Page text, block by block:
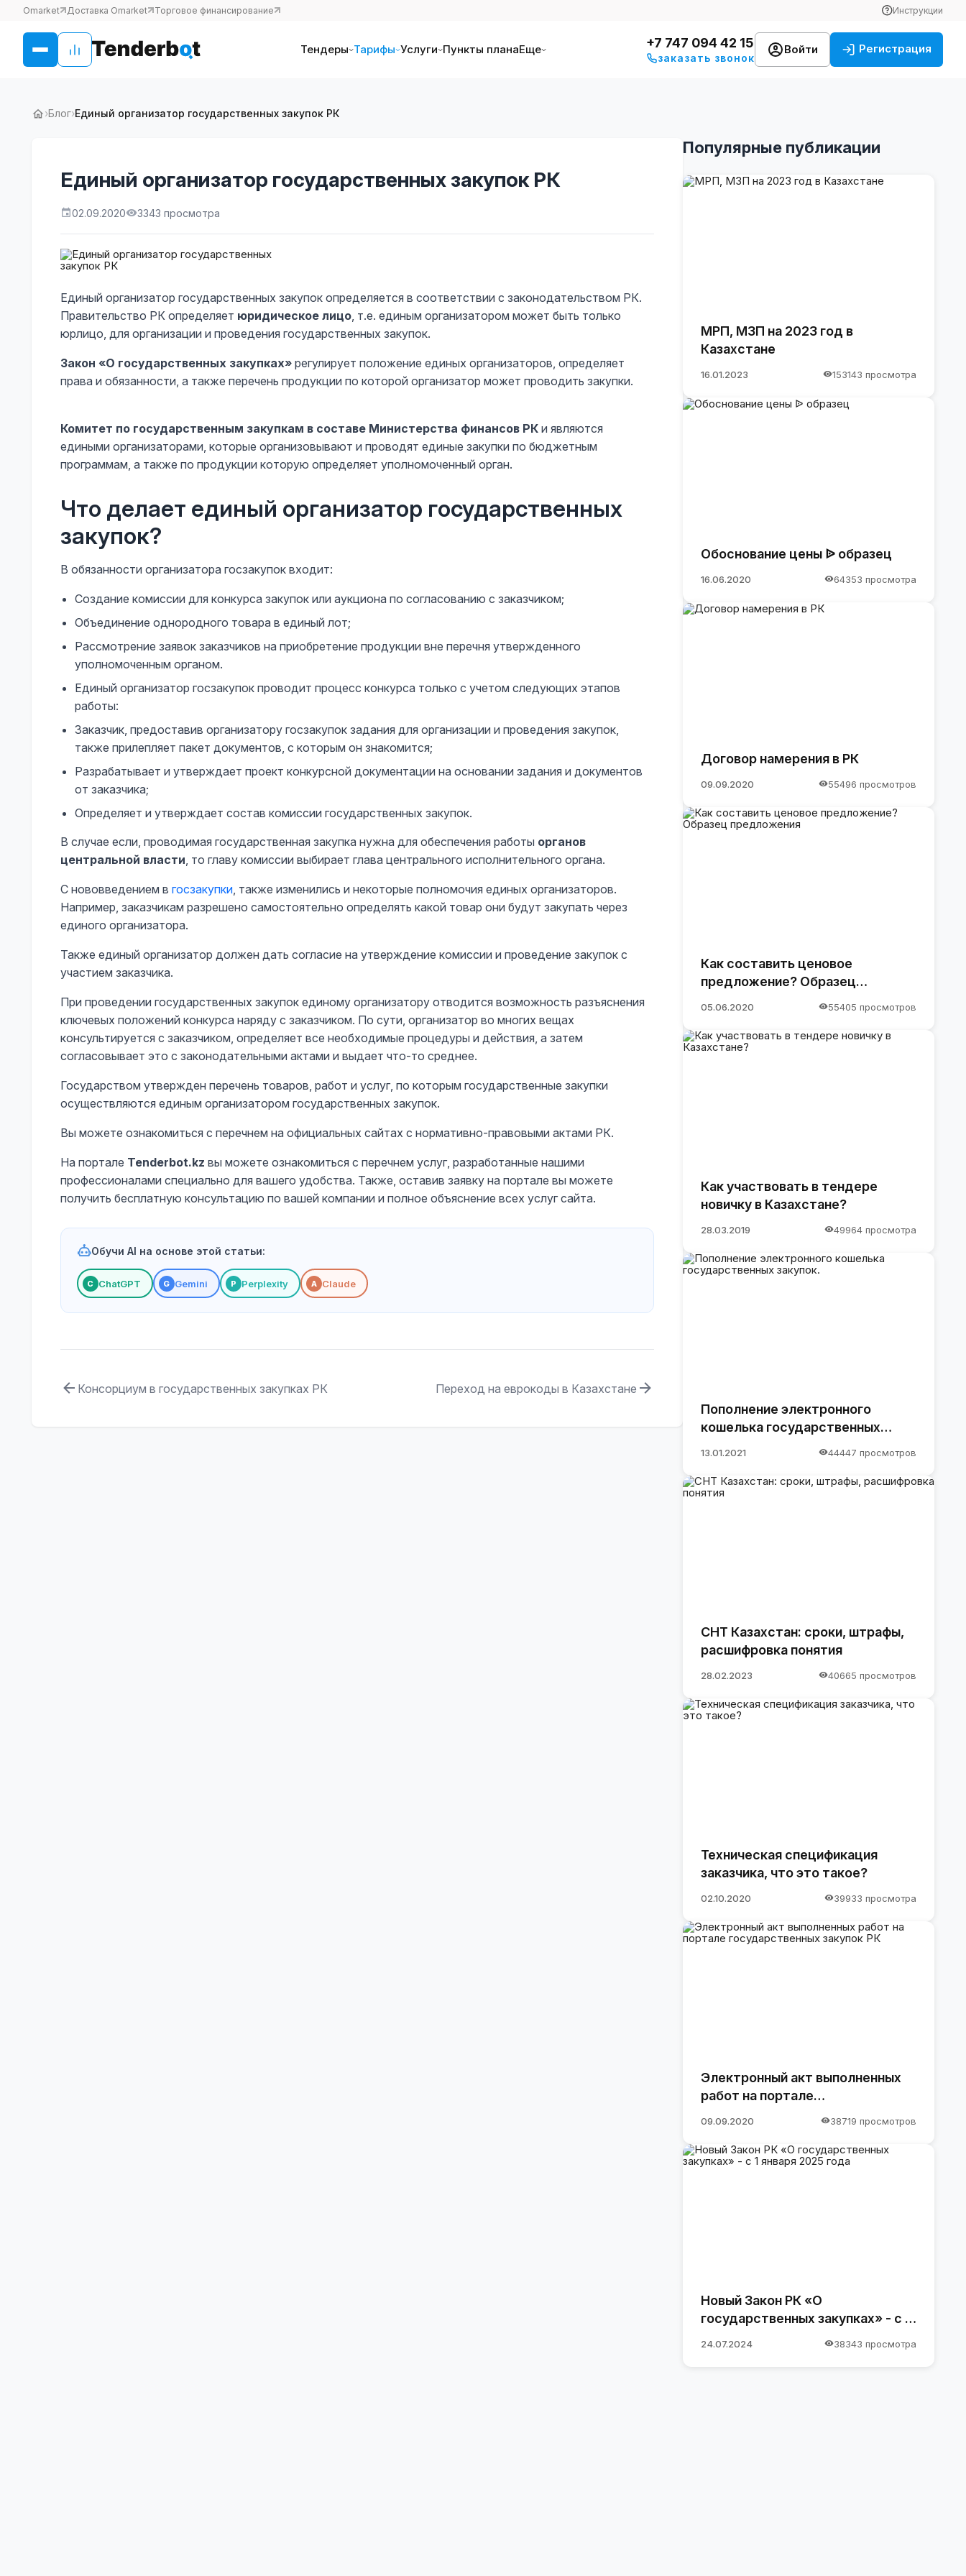
Omarket Доставка Omarket Торговое финансирование Инструкции
Тендеры Тарифы Услуги Пункты планаЕще +7 747 094 42 15
заказать звонок
Войти Регистрация
›Блог›Единый организатор государственных закупок РК
Единый организатор государственных закупок РК
02.09.2020 3343 просмотра
Единый организатор государственных закупок определяется в соответствии с законодательством РК.
Правительство РК определяет юридическое лицо, т.е. единым организатором может быть только
юрлицо, для организации и проведения государственных закупок.
Закон «О государственных закупках» регулирует положение единых организаторов, определяет
права и обязанности, а также перечень продукции по которой организатор может проводить закупки.
Комитет по государственным закупкам в составе Министерства финансов РК и являются
едиными организаторами, которые организовывают и проводят единые закупки по бюджетным
программам, а также по продукции которую определяет уполномоченный орган.
Что делает единый организатор государственных
закупок?
В обязанности организатора госзакупок входит:
Создание комиссии для конкурса закупок или аукциона по согласованию с заказчиком;
Объединение однородного товара в единый лот;
Рассмотрение заявок заказчиков на приобретение продукции вне перечня утвержденного
уполномоченным органом.
Единый организатор госзакупок проводит процесс конкурса только с учетом следующих этапов
работы:
Заказчик, предоставив организатору госзакупок задания для организации и проведения закупок,
также прилепляет пакет документов, с которым он знакомится;
Разрабатывает и утверждает проект конкурсной документации на основании задания и документов
от заказчика;
Определяет и утверждает состав комиссии государственных закупок.
В случае если, проводимая государственная закупка нужна для обеспечения работы органов
центральной власти, то главу комиссии выбирает глава центрального исполнительного органа.
С нововведением в госзакупки, также изменились и некоторые полномочия единых организаторов.
Например, заказчикам разрешено самостоятельно определять какой товар они будут закупать через
единого организатора.
Также единый организатор должен дать согласие на утверждение комиссии и проведение закупок с
участием заказчика.
При проведении государственных закупок единому организатору отводится возможность разъяснения
ключевых положений конкурса наряду с заказчиком. По сути, организатор во многих вещах
консультируется с заказчиком, определяет все необходимые процедуры и действия, а затем
согласовывает это с законодательными актами и выдает что-то среднее.
Государством утвержден перечень товаров, работ и услуг, по которым государственные закупки
осуществляются единым организатором государственных закупок.
Вы можете ознакомиться с перечнем на официальных сайтах с нормативно-правовыми актами РК.
На портале Tenderbot.kz вы можете ознакомиться с перечнем услуг, разработанные нашими
профессионалами специально для вашего удобства. Также, оставив заявку на портале вы можете
получить бесплатную консультацию по вашей компании и полное объяснение всех услуг сайта.
Обучи AI на основе этой статьи:
С ChatGPT G Gemini P Perplexity A Claude
Консорциум в государственных закупках РК Переход на еврокоды в Казахстане
Популярные публикации
МРП, МЗП на 2023 год в
Казахстане
16.01.2023 153143 просмотра
Обоснование цены ᐉ образец
16.06.2020 64353 просмотра
Договор намерения в РК
09.09.2020 55496 просмотров
Как составить ценовое
предложение? Образец
05.06.2020 55405 просмотров
Как участвовать в тендере
новичку в Казахстане?
28.03.2019 49964 просмотра
Пополнение электронного
кошелька государственных
13.01.2021 44447 просмотров
СНТ Казахстан: сроки, штрафы,
расшифровка понятия
28.02.2023 40665 просмотров
Техническая спецификация
заказчика, что это такое?
02.10.2020 39933 просмотра
Электронный акт выполненных
работ на портале
09.09.2020 38719 просмотров
Новый Закон РК «О
государственных закупках» - с 1
24.07.2024 38343 просмотра